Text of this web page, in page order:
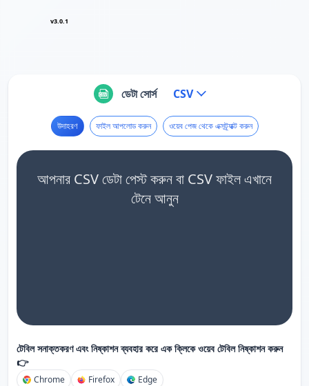
v3.0.1
ডেটা সোর্স CSV
উদাহরণ ফাইল আপলোড করুন ওয়েব পেজ থেকে এক্সট্র্যাক্ট করুন
আপনার CSV ডেটা পেস্ট করুন বা CSV ফাইল এখানে
টেনে আনুন
টেবিল সনাক্তকরণ এবং নিষ্কাশন ব্যবহার করে এক ক্লিকে ওয়েব টেবিল নিষ্কাশন করুন
👉
Chrome Firefox Edge